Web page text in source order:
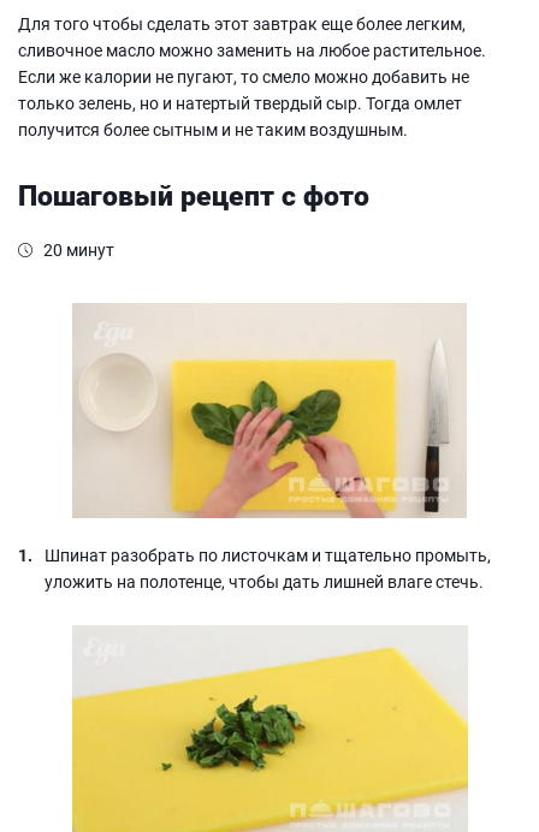
Для того чтобы сделать этот завтрак еще более легким,
сливочное масло можно заменить на любое растительное.
Если же калории не пугают, то смело можно добавить не
только зелень, но и натертый твердый сыр. Тогда омлет
получится более сытным и не таким воздушным.
Пошаговый рецепт с фото
20 минут
Шпинат разобрать по листочкам и тщательно промыть,
уложить на полотенце, чтобы дать лишней влаге стечь.